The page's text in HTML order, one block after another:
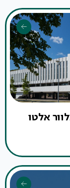
של אלוור אלטו